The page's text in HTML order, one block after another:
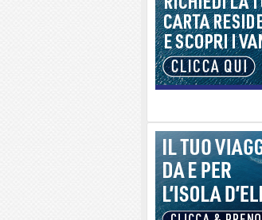
Marina di Campo tra i